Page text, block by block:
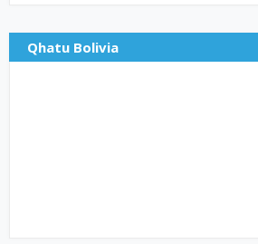
Qhatu Bolivia